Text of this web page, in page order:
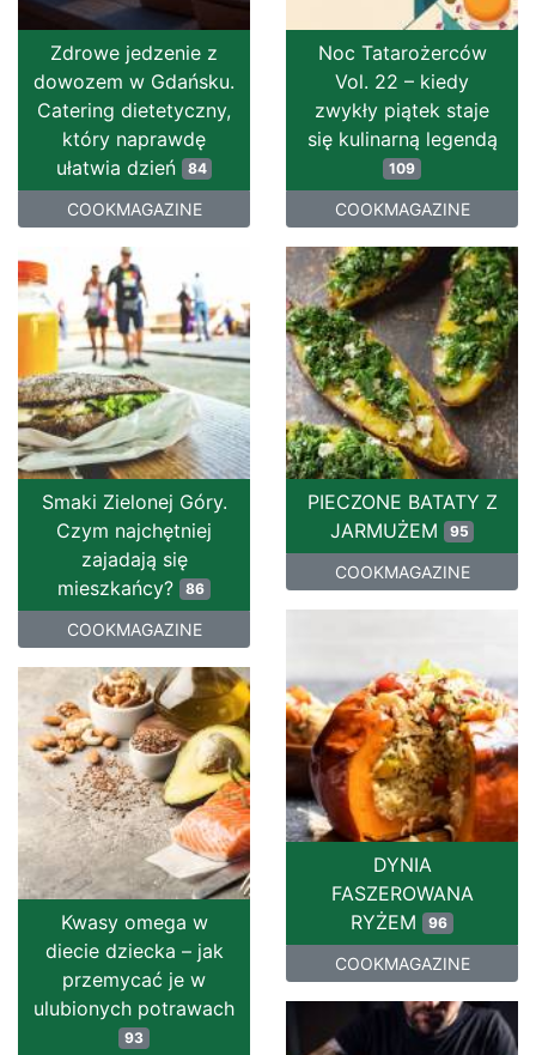
Zdrowe jedzenie z
dowozem w Gdańsku.
Catering dietetyczny,
który naprawdę
ułatwia dzień
84
COOKMAGAZINE
Noc Tatarożerców
Vol. 22 – kiedy
zwykły piątek staje
się kulinarną legendą
109
COOKMAGAZINE
Smaki Zielonej Góry.
Czym najchętniej
zajadają się
mieszkańcy? 86
COOKMAGAZINE
PIECZONE BATATY Z
JARMUŻEM
95
COOKMAGAZINE
DYNIA
FASZEROWANA
RYŻEM 96
COOKMAGAZINE
Kwasy omega w
diecie dziecka – jak
przemycać je w
ulubionych potrawach
93